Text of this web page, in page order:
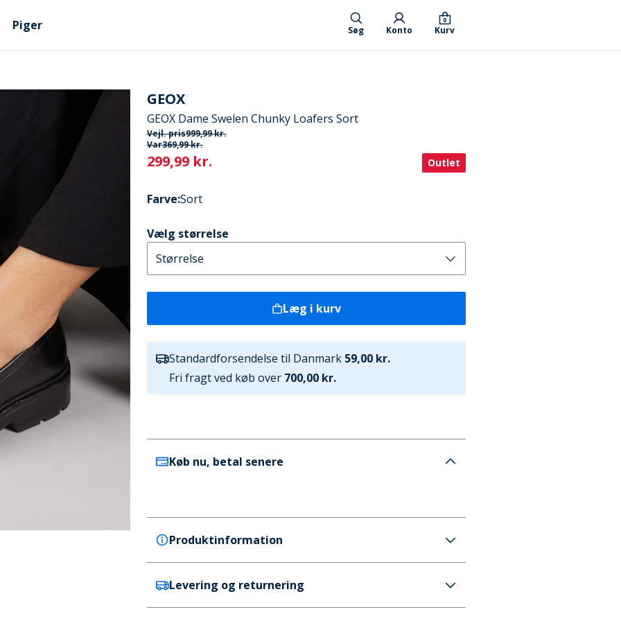
Piger Søg Konto Kurv
0
GEOX
GEOX Dame Swelen Chunky Loafers Sort
Vejl. pris999,99 kr.
Var369,99 kr.
Current
299,99 kr. Outlet
Farve:Sort
Vælg størrelse
Læg i kurv
Standardforsendelse til Danmark 59,00 kr.
Fri fragt ved køb over 700,00 kr.
Køb nu, betal senere
Produktinformation
GEOX
GEOX Dame Swelen Chunky Loafers Sort
Levering og returnering